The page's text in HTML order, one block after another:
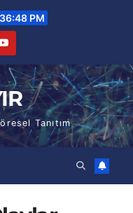
PM
Tanıtım